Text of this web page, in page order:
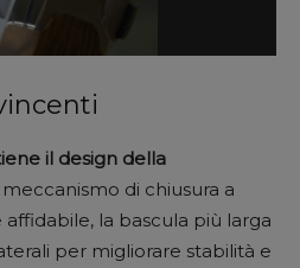
il design della
meccanismo di chiusura a
la bascula più larga
per migliorare stabilità e